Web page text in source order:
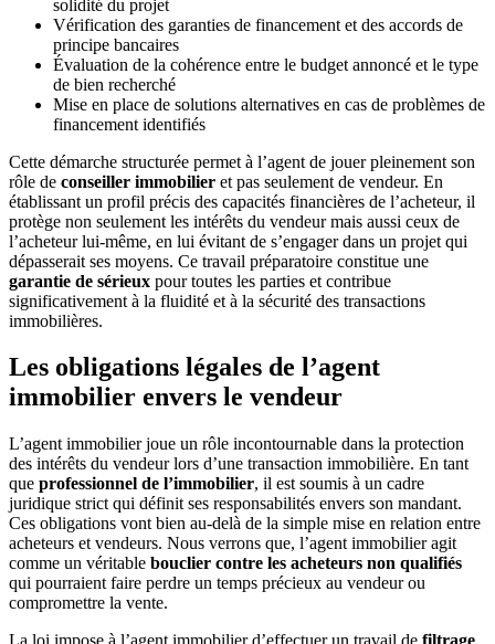
solidité du projet
Vérification des garanties de financement et des accords de
principe bancaires
Évaluation de la cohérence entre le budget annoncé et le type
de bien recherché
Mise en place de solutions alternatives en cas de problèmes de
financement identifiés
Cette démarche structurée permet à l’agent de jouer pleinement son
rôle de conseiller immobilier et pas seulement de vendeur. En
établissant un profil précis des capacités financières de l’acheteur, il
protège non seulement les intérêts du vendeur mais aussi ceux de
l’acheteur lui-même, en lui évitant de s’engager dans un projet qui
dépasserait ses moyens. Ce travail préparatoire constitue une
garantie de sérieux pour toutes les parties et contribue
significativement à la fluidité et à la sécurité des transactions
immobilières.
Les obligations légales de l’agent
immobilier envers le vendeur
L’agent immobilier joue un rôle incontournable dans la protection
des intérêts du vendeur lors d’une transaction immobilière. En tant
que professionnel de l’immobilier, il est soumis à un cadre
juridique strict qui définit ses responsabilités envers son mandant.
Ces obligations vont bien au-delà de la simple mise en relation entre
acheteurs et vendeurs. Nous verrons que, l’agent immobilier agit
comme un véritable bouclier contre les acheteurs non qualifiés
qui pourraient faire perdre un temps précieux au vendeur ou
compromettre la vente.